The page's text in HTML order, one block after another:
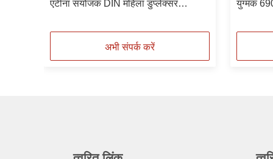
एंटीना संयोजक DIN महिला डुप्लेक्सर
अभी संपर्क करें
युग्मक